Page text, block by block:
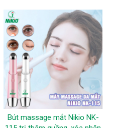
Bút massage mắt Nikio NK-